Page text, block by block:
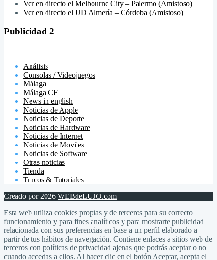
Ver en directo el Melbourne City – Palermo (Amistoso)
Ver en directo el UD Almería – Córdoba (Amistoso)
Publicidad 2
Análisis
Consolas / Videojuegos
Málaga
Málaga CF
News in english
Noticias de Apple
Noticias de Deporte
Noticias de Hardware
Noticias de Internet
Noticias de Moviles
Noticias de Software
Otras noticias
Tienda
Trucos & Tutoriales
Creado por 2026 WEBdeLUJO.com
Esta web utiliza cookies propias y de terceros para su correcto
funcionamiento y para fines analíticos y para mostrarte publicidad
relacionada con sus preferencias en base a un perfil elaborado a
partir de tus hábitos de navegación. Contiene enlaces a sitios web de
terceros con políticas de privacidad ajenas que podrás aceptar o no
cuando accedas a ellos. Al hacer clic en el botón Aceptar, acepta el